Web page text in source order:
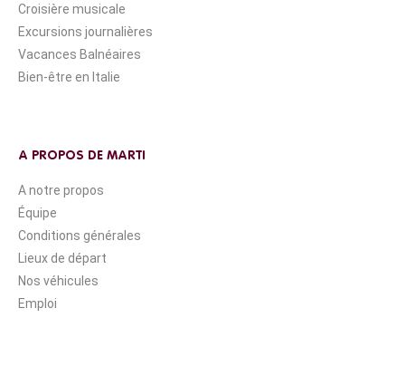
Croisière musicale
Excursions journalières
Vacances Balnéaires
Bien-être en Italie
A PROPOS DE MARTI
A notre propos
Équipe
Conditions générales
Lieux de départ
Nos véhicules
Emploi